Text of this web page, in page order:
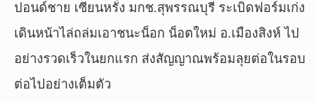
ปอนด์ชาย เซียนหรั่ง มกช.สุพรรณบุรี ระเบิดฟอร์มเก่ง
เดินหน้าไล่ถล่มเอาชนะน็อก น็อตใหม่ อ.เมืองสิงห์ ไป
อย่างรวดเร็วในยกแรก ส่งสัญญาณพร้อมลุยต่อในรอบ
ต่อไปอย่างเต็มตัว